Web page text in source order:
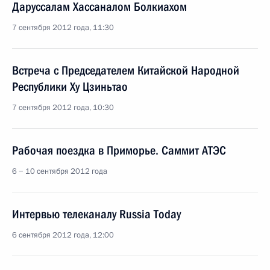
Даруссалам Хассаналом Болкиахом
7 сентября 2012 года, 11:30
Встреча с Председателем Китайской Народной
Республики Ху Цзиньтао
7 сентября 2012 года, 10:30
Рабочая поездка в Приморье. Саммит АТЭС
6 − 10 сентября 2012 года
Интервью телеканалу Russia Today
6 сентября 2012 года, 12:00